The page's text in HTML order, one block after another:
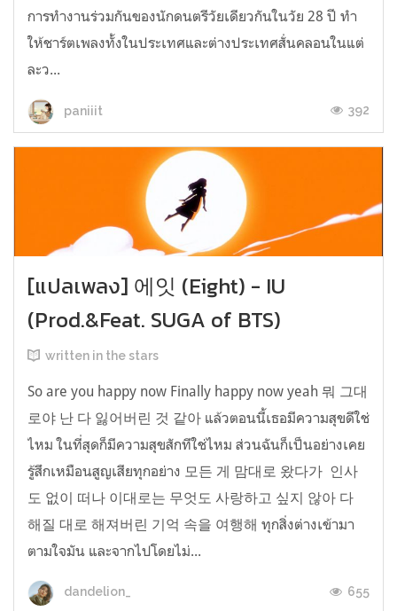
การทำงานร่วมกันของนักดนตรีวัยเดียวกันในวัย 28 ปี ทำ
ให้ชาร์ตเพลงทั้งในประเทศและต่างประเทศสั่นคลอนในแต่
ละว...
paniiit 392
[แปลเพลง] 에잇 (Eight) - IU
(Prod.&Feat. SUGA of BTS)
written in the stars
So are you happy now Finally happy now yeah 뭐 그대
로야 난 다 잃어버린 것 같아 แล้วตอนนี้เธอมีความสุขดีใช่
ไหม ในที่สุดก็มีความสุขสักทีใช่ไหม ส่วนฉันก็เป็นอย่างเคย
รู้สึกเหมือนสูญเสียทุกอย่าง 모든 게 맘대로 왔다가 인사
도 없이 떠나 이대로는 무엇도 사랑하고 싶지 않아 다
해질 대로 해져버린 기억 속을 여행해 ทุกสิ่งต่างเข้ามา
ตามใจมัน และจากไปโดยไม่...
dandelion_ 655